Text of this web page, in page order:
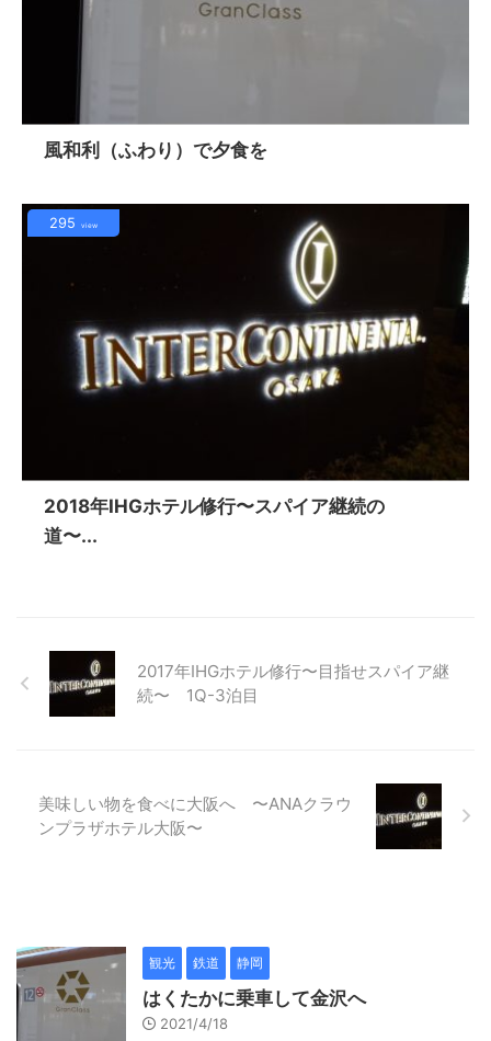
風和利（ふわり）で夕食を
295 view
2018年IHGホテル修行〜スパイア継続の
道〜...
2017年IHGホテル修行〜目指せスパイア継
続〜 1Q-3泊目
美味しい物を食べに大阪へ 〜ANAクラウ
ンプラザホテル大阪〜
観光 鉄道 静岡
はくたかに乗車して金沢へ
2021/4/18